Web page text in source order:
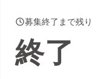
募集終了まで残り
終了